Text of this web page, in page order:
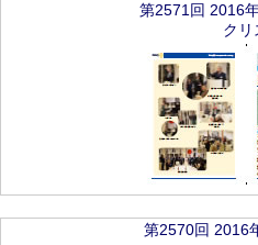
第2571回 2016
クリスマ
第2570回 2016